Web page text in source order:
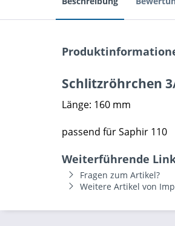
Schlitzröhrchen
Länge: 160 mm
passend für Saphir 110
Weiterführende
Fragen zum Artikel?
Weitere Artikel von